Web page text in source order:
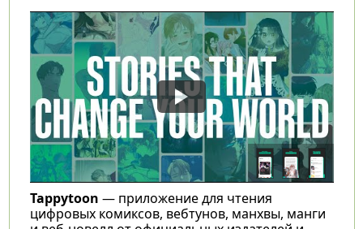
Tappytoon — приложение для чтения
цифровых комиксов, вебтунов, манхвы, манги